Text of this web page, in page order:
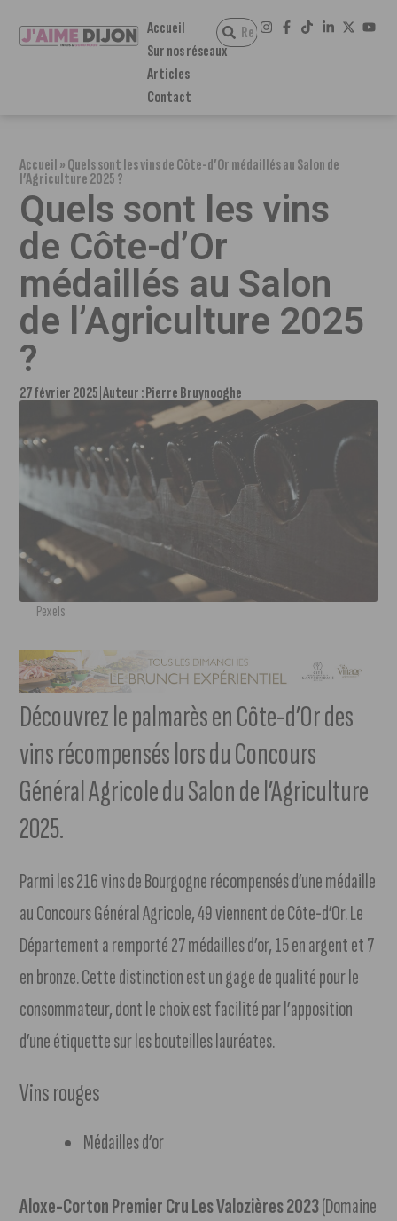
Accueil
Sur nos réseaux
Articles
Contact
Accueil»Quels sont les vins de Côte-d’Or médaillés au Salon de
l’Agriculture 2025 ?
Quels sont les vins
de Côte-d’Or
médaillés au Salon
de l’Agriculture 2025
?
27 février 2025 Auteur :Pierre Bruynooghe
Pexels
Découvrez le palmarès en Côte-d’Or des
vins récompensés lors du Concours
Général Agricole du Salon de l’Agriculture
2025.
Parmi les 216 vins de Bourgogne récompensés d’une médaille
au Concours Général Agricole, 49 viennent de Côte-d’Or. Le
Département a remporté 27 médailles d’or, 15 en argent et 7
en bronze. Cette distinction est un gage de qualité pour le
consommateur, dont le choix est facilité par l’apposition
d’une étiquette sur les bouteilles lauréates.
Vins rouges
Médailles d’or
Aloxe-Corton Premier Cru Les Valozières 2023(Domaine